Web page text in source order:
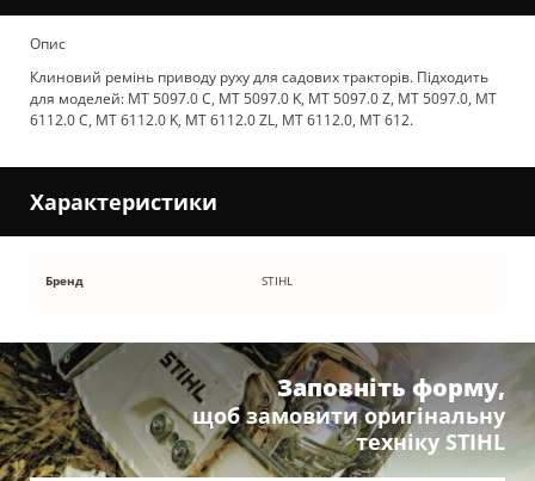
Опис
Клиновий ремінь приводу руху для садових тракторів. Підходить
для моделей: MT 5097.0 C, MT 5097.0 K, MT 5097.0 Z, MT 5097.0, MT
6112.0 C, MT 6112.0 K, MT 6112.0 ZL, MT 6112.0, MT 612.
Характеристики
Бренд STIHL
Заповніть форму,
щоб замовити оригінальну
техніку STIHL